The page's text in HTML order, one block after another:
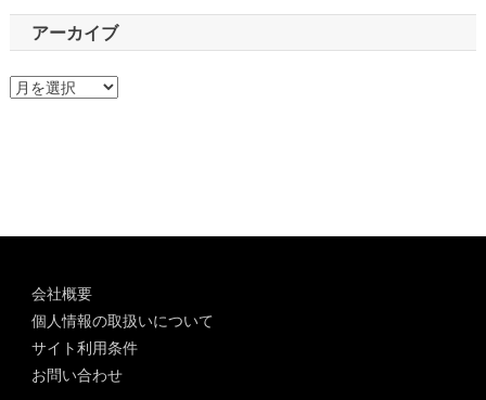
アーカイブ
ア
会社概要
個人情報の取扱いについて
サイト利用条件
お問い合わせ